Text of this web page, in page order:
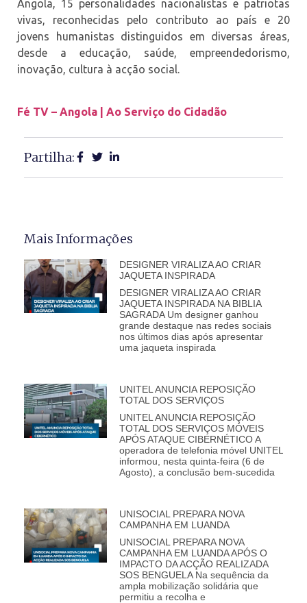
Angola, 15 personalidades nacionalistas e patriotas
vivas, reconhecidas pelo contributo ao país e 20
jovens humanistas distinguidos em diversas áreas,
desde a educação, saúde, empreendedorismo,
inovação, cultura à acção social.
Fé TV – Angola | Ao Serviço do Cidadão
Partilha:
Mais Informações
DESIGNER VIRALIZA AO CRIAR
JAQUETA INSPIRADA
DESIGNER VIRALIZA AO CRIAR
JAQUETA INSPIRADA NA BIBLIA
SAGRADA Um designer ganhou
grande destaque nas redes sociais
nos últimos dias após apresentar
uma jaqueta inspirada
UNITEL ANUNCIA REPOSIÇÃO
TOTAL DOS SERVIÇOS
UNITEL ANUNCIA REPOSIÇÃO
TOTAL DOS SERVIÇOS MÓVEIS
APÓS ATAQUE CIBERNÉTICO A
operadora de telefonia móvel UNITEL
informou, nesta quinta-feira (6 de
Agosto), a conclusão bem-sucedida
UNISOCIAL PREPARA NOVA
CAMPANHA EM LUANDA
UNISOCIAL PREPARA NOVA
CAMPANHA EM LUANDA APÓS O
IMPACTO DA ACÇÃO REALIZADA
SOS BENGUELA Na sequência da
ampla mobilização solidária que
permitiu a recolha e